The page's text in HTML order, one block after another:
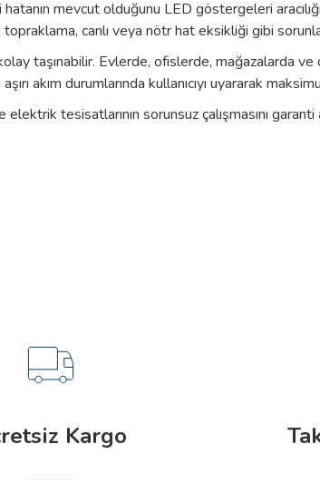
hatanın mevcut olduğunu LED göstergeleri
canlı veya nötr hat eksikliği gibi sorunları
taşınabilir. Evlerde, ofislerde, mağazalarda
akım durumlarında kullanıcıyı uyararak
tesisatlarının sorunsuz çalışmasını garanti
x 61 mm
İngilizce kullanım kılavuzu
Kargo